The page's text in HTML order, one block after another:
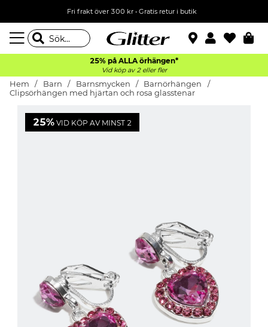
Fri frakt över 300 kr• Gratis retur i butik
25% på ALLA örhängen*
Vid köp av 2 eller fler
Hem Barn Barnsmycken
Barnörhängen
Clipsörhängen med hjärtan och rosa glasstenar
25% VID KÖP AV MINST 2